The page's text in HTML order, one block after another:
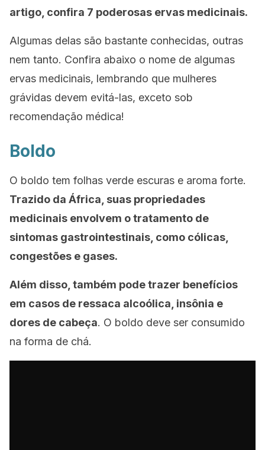
artigo, confira 7 poderosas ervas medicinais.
Algumas delas são bastante conhecidas, outras
nem tanto. Confira abaixo o nome de algumas
ervas medicinais, lembrando que mulheres
grávidas devem evitá-las, exceto sob
recomendação médica!
Boldo
O boldo tem folhas verde escuras e aroma forte.
Trazido da África, suas propriedades
medicinais envolvem o tratamento de
sintomas gastrointestinais, como cólicas,
congestões e gases.
Além disso, também pode trazer benefícios
em casos de ressaca alcoólica, insônia e
dores de cabeça. O boldo deve ser consumido
na forma de chá.